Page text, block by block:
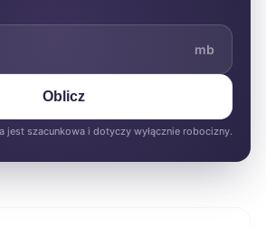
mb
Oblicz
jest szacunkowa i dotyczy wyłącznie robocizny.